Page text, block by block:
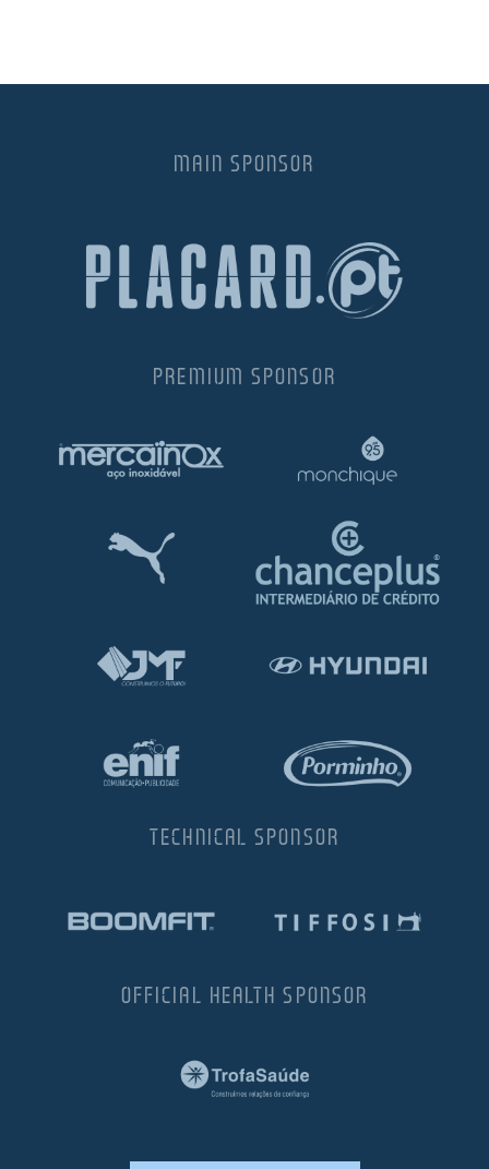
MAIN SPONSOR
PREMIUM SPONSOR
TECHNICAL SPONSOR
OFFICIAL HEALTH SPONSOR